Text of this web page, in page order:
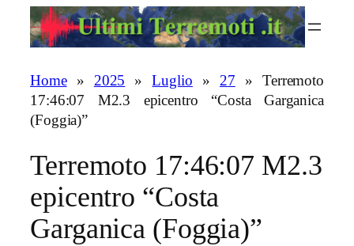
Home» 2025 »Luglio » 27 » Terremoto
17:46:07 M2.3 epicentro “Costa Garganica
(Foggia)”
Terremoto 17:46:07 M2.3
epicentro “Costa
Garganica (Foggia)”